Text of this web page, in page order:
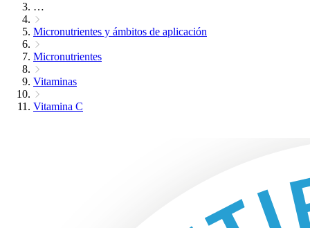
…
Micronutrientes y ámbitos de aplicación
Micronutrientes
Vitaminas
Vitamina C